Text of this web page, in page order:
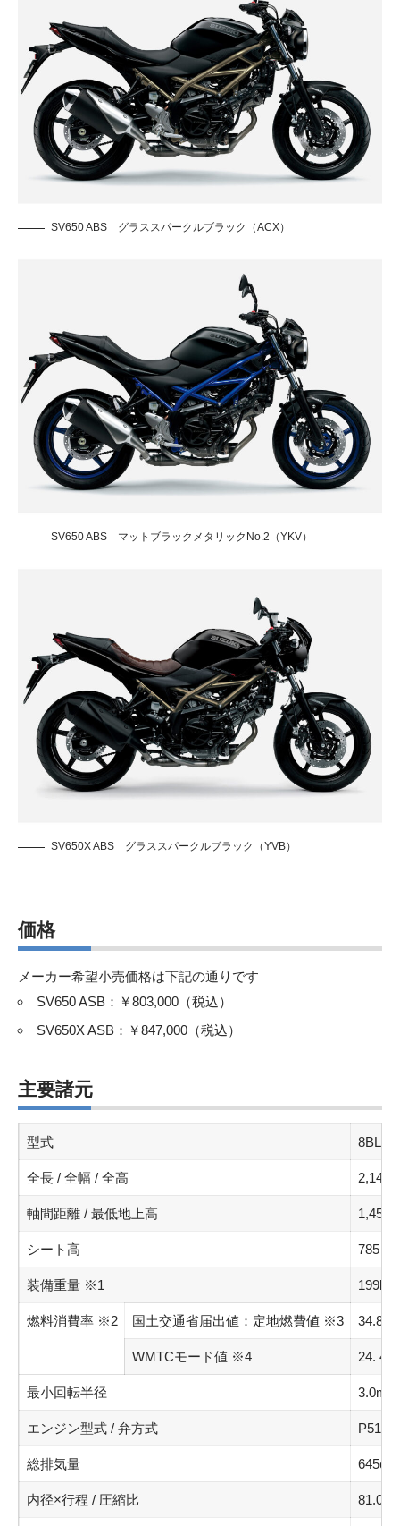
SV650 ABS グラススパークルブラック（ACX）
SV650 ABS マットブラックメタリックNo.2（YKV）
SV650X ABS グラススパークルブラック（YVB）
価格
メーカー希望小売価格は下記の通りです
SV650 ASB：￥803,000（税込）
SV650X ASB：￥847,000（税込）
主要諸元
型式 8BL-
全長 / 全幅 / 全高
軸間距離 / 最低地上高
シート高 785【
装備重量 ※1 199kg
燃料消費率 ※2 国土交通省届出値：定地燃費値 ※3
WMTCモード値 ※4 24.
最小回転半径 3.0m
エンジン型式 / 弁方式 P511
総排気量 645cm
内径×行程 / 圧縮比